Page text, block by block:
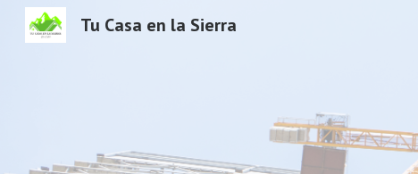
Tu Casa en la Sierra